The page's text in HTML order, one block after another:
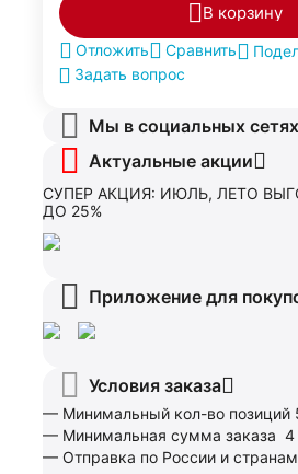
В корзину
Отложить Сравнить
Задать вопрос
Мы в социальных сетях
Актуальные акции
СУПЕР АКЦИЯ: ИЮЛЬ, ЛЕТО
ДО 25%
Приложение для
Условия заказа
— Минимальный кол-во позиций
— Минимальная сумма заказа 4
— Отправка по России и